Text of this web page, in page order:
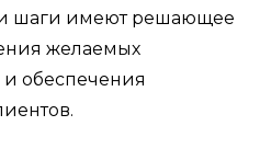
шаги имеют решающее
желаемых
и обеспечения